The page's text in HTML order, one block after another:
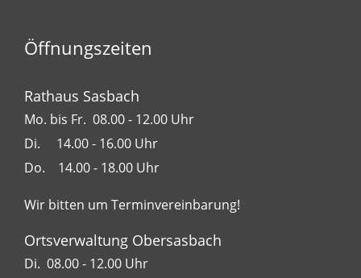
Öffnungszeiten
Rathaus Sasbach
Mo. bis Fr. 08.00 - 12.00 Uhr
Di. 14.00 - 16.00 Uhr
Do. 14.00 - 18.00 Uhr
Wir bitten um Terminvereinbarung!
Ortsverwaltung Obersasbach
Di. 08.00 - 12.00 Uhr